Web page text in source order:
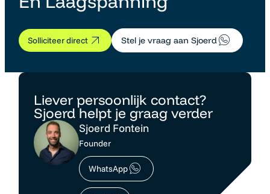
Solliciteer direct Stel je vraag aan Sjoerd
Liever persoonlijk contact?
Sjoerd helpt je graag verder
Sjoerd Fontein
Founder
WhatsApp